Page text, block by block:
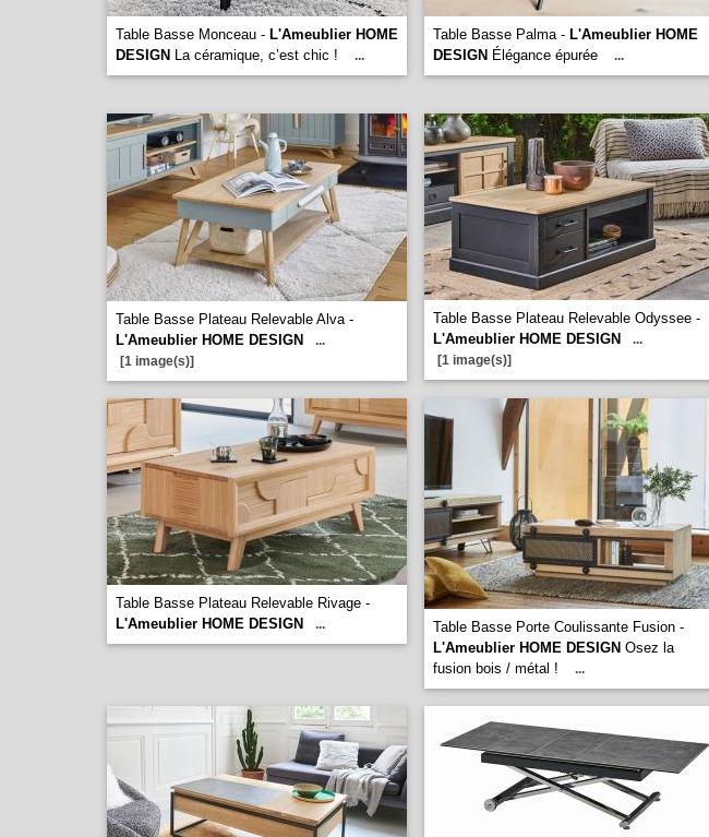
Table Basse Monceau - L'Ameublier HOME
DESIGN La céramique, c’est chic ! ...
Table Basse Palma - L'Ameublier HOME
DESIGN Élégance épurée ...
Table Basse Plateau Relevable Alva -
L'Ameublier HOME DESIGN
...
[1 image(s)]
Table Basse Plateau Relevable Odyssee -
L'Ameublier HOME DESIGN
...
[1 image(s)]
Table Basse Plateau Relevable Rivage -
L'Ameublier HOME DESIGN
...
Table Basse Porte Coulissante Fusion -
L'Ameublier HOME DESIGN Osez la
fusion bois / métal !
...